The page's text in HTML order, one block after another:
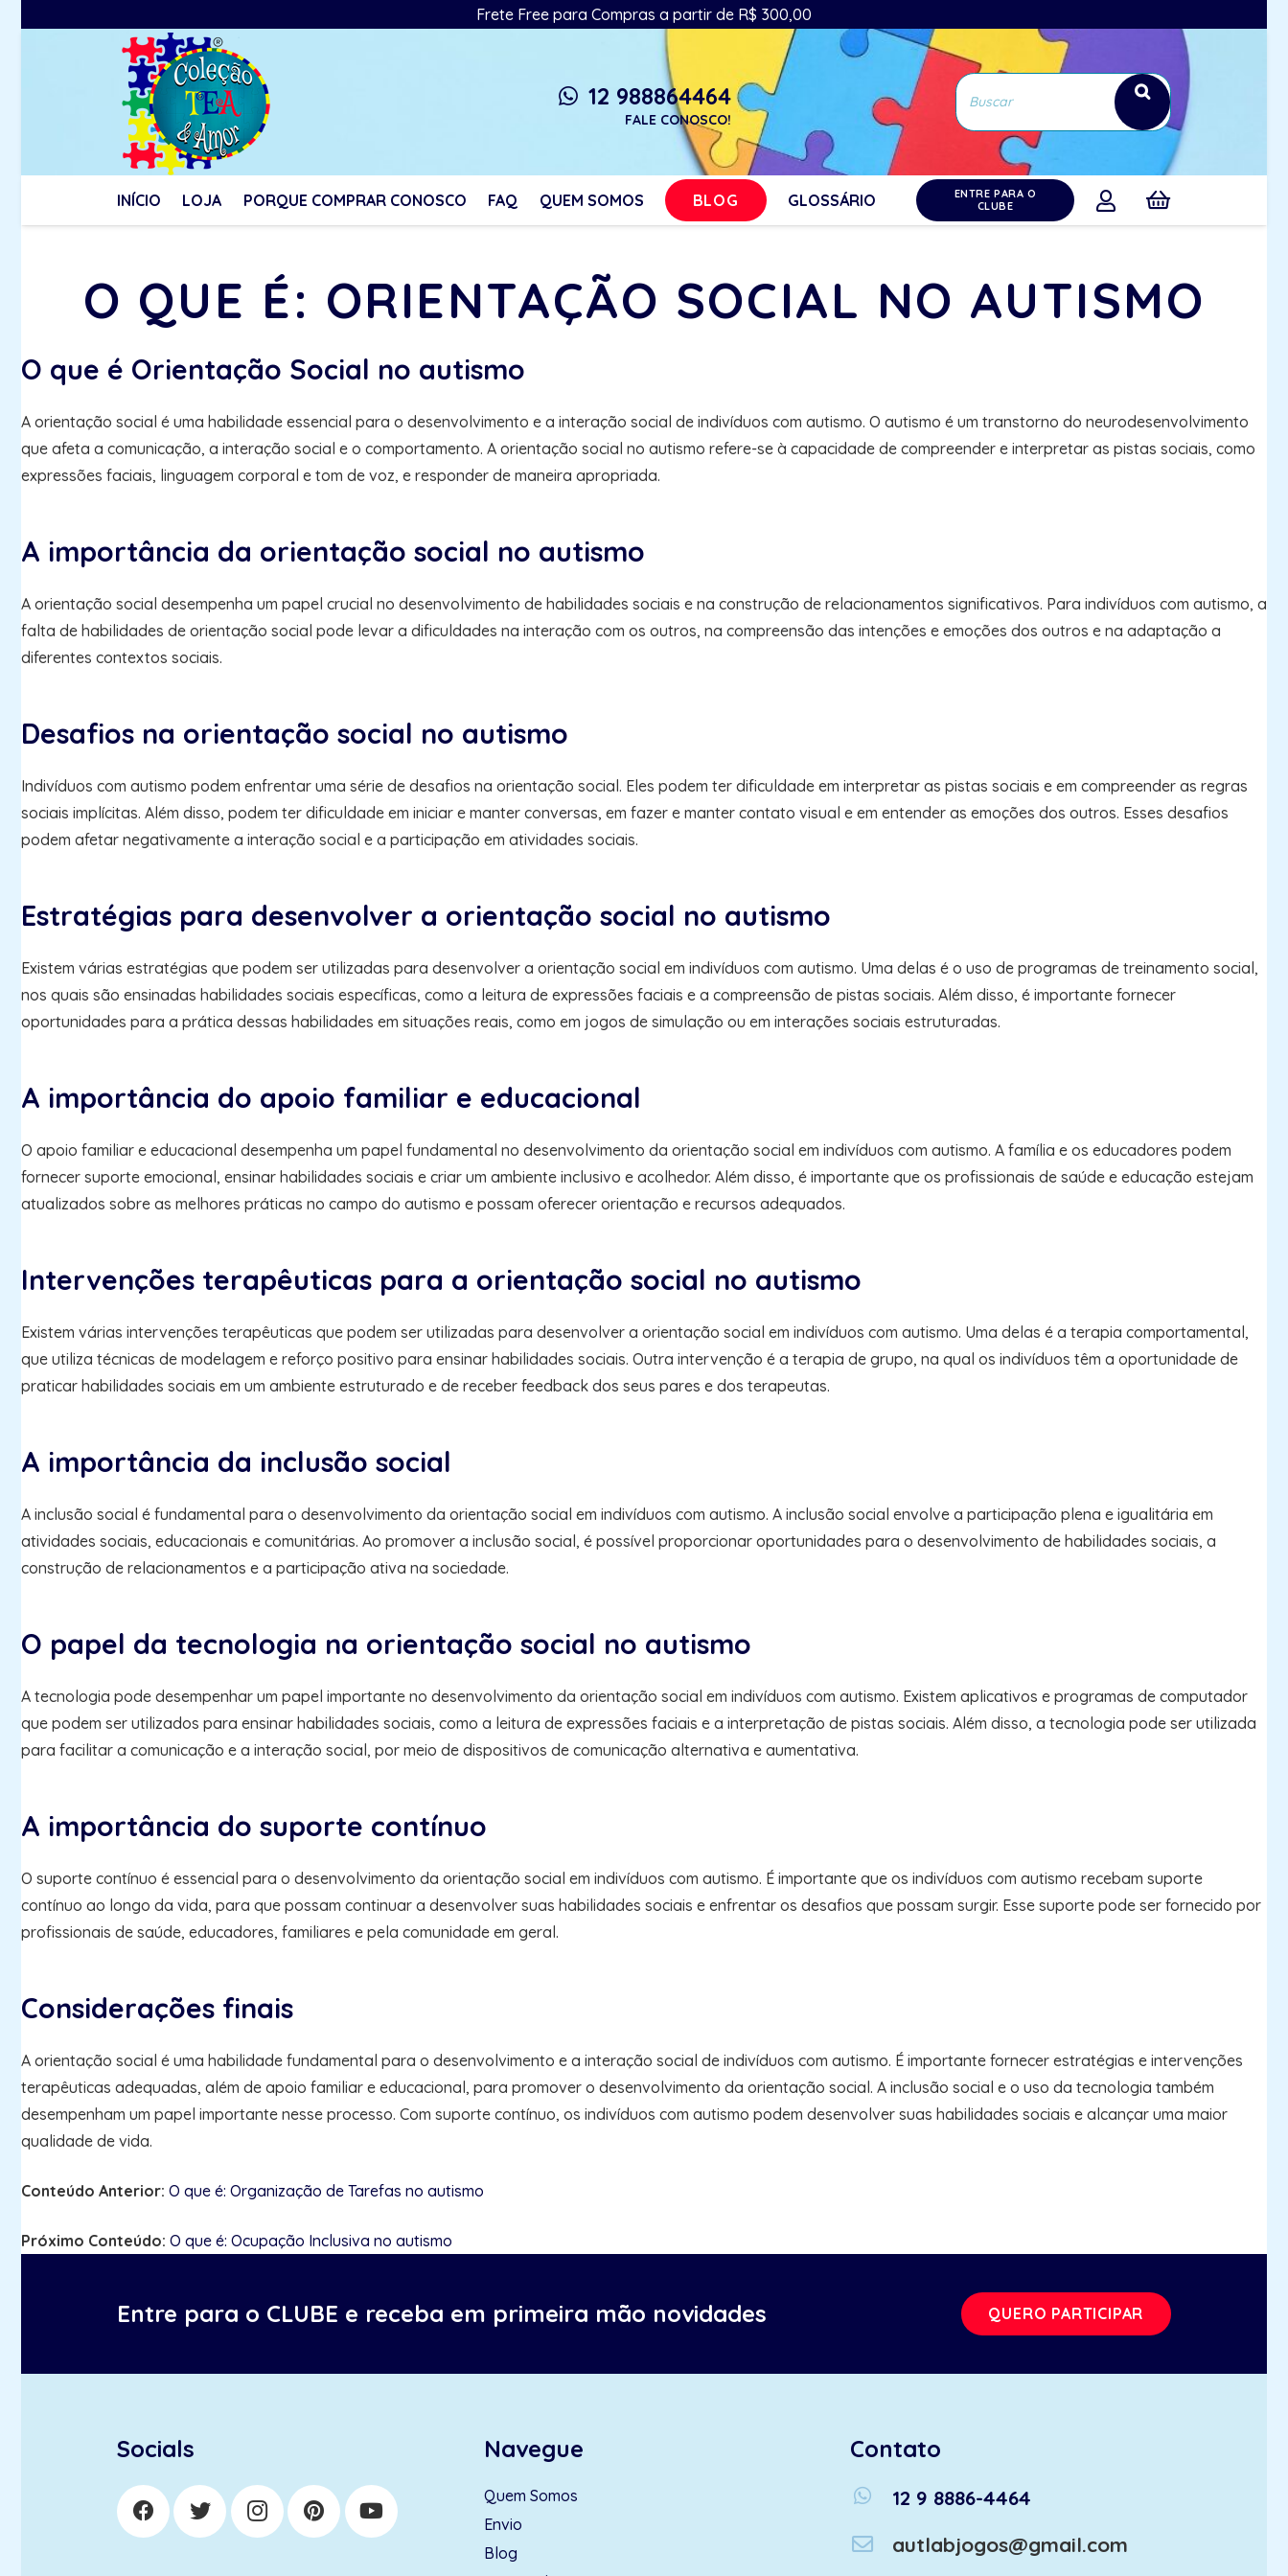
Frete Free para Compras a partir de R$ 300,00
whatsapp 12 988864464
FALE CONOSCO!
INÍCIO LOJA PORQUE COMPRAR CONOSCO FAQ QUEM SOMOS BLOG GLOSSÁRIO
ENTRE PARA O
CLUBE
O QUE É: ORIENTAÇÃO SOCIAL NO AUTISMO
O que é Orientação Social no autismo
A orientação social é uma habilidade essencial para o desenvolvimento e a interação social de indivíduos com autismo. O autismo é um transtorno do neurodesenvolvimento
que afeta a comunicação, a interação social e o comportamento. A orientação social no autismo refere-se à capacidade de compreender e interpretar as pistas sociais, como
expressões faciais, linguagem corporal e tom de voz, e responder de maneira apropriada.
A importância da orientação social no autismo
A orientação social desempenha um papel crucial no desenvolvimento de habilidades sociais e na construção de relacionamentos significativos. Para indivíduos com autismo, a
falta de habilidades de orientação social pode levar a dificuldades na interação com os outros, na compreensão das intenções e emoções dos outros e na adaptação a
diferentes contextos sociais.
Desafios na orientação social no autismo
Indivíduos com autismo podem enfrentar uma série de desafios na orientação social. Eles podem ter dificuldade em interpretar as pistas sociais e em compreender as regras
sociais implícitas. Além disso, podem ter dificuldade em iniciar e manter conversas, em fazer e manter contato visual e em entender as emoções dos outros. Esses desafios
podem afetar negativamente a interação social e a participação em atividades sociais.
Estratégias para desenvolver a orientação social no autismo
Existem várias estratégias que podem ser utilizadas para desenvolver a orientação social em indivíduos com autismo. Uma delas é o uso de programas de treinamento social,
nos quais são ensinadas habilidades sociais específicas, como a leitura de expressões faciais e a compreensão de pistas sociais. Além disso, é importante fornecer
oportunidades para a prática dessas habilidades em situações reais, como em jogos de simulação ou em interações sociais estruturadas.
A importância do apoio familiar e educacional
O apoio familiar e educacional desempenha um papel fundamental no desenvolvimento da orientação social em indivíduos com autismo. A família e os educadores podem
fornecer suporte emocional, ensinar habilidades sociais e criar um ambiente inclusivo e acolhedor. Além disso, é importante que os profissionais de saúde e educação estejam
atualizados sobre as melhores práticas no campo do autismo e possam oferecer orientação e recursos adequados.
Intervenções terapêuticas para a orientação social no autismo
Existem várias intervenções terapêuticas que podem ser utilizadas para desenvolver a orientação social em indivíduos com autismo. Uma delas é a terapia comportamental,
que utiliza técnicas de modelagem e reforço positivo para ensinar habilidades sociais. Outra intervenção é a terapia de grupo, na qual os indivíduos têm a oportunidade de
praticar habilidades sociais em um ambiente estruturado e de receber feedback dos seus pares e dos terapeutas.
A importância da inclusão social
A inclusão social é fundamental para o desenvolvimento da orientação social em indivíduos com autismo. A inclusão social envolve a participação plena e igualitária em
atividades sociais, educacionais e comunitárias. Ao promover a inclusão social, é possível proporcionar oportunidades para o desenvolvimento de habilidades sociais, a
construção de relacionamentos e a participação ativa na sociedade.
O papel da tecnologia na orientação social no autismo
A tecnologia pode desempenhar um papel importante no desenvolvimento da orientação social em indivíduos com autismo. Existem aplicativos e programas de computador
que podem ser utilizados para ensinar habilidades sociais, como a leitura de expressões faciais e a interpretação de pistas sociais. Além disso, a tecnologia pode ser utilizada
para facilitar a comunicação e a interação social, por meio de dispositivos de comunicação alternativa e aumentativa.
A importância do suporte contínuo
O suporte contínuo é essencial para o desenvolvimento da orientação social em indivíduos com autismo. É importante que os indivíduos com autismo recebam suporte
contínuo ao longo da vida, para que possam continuar a desenvolver suas habilidades sociais e enfrentar os desafios que possam surgir. Esse suporte pode ser fornecido por
profissionais de saúde, educadores, familiares e pela comunidade em geral.
Considerações finais
A orientação social é uma habilidade fundamental para o desenvolvimento e a interação social de indivíduos com autismo. É importante fornecer estratégias e intervenções
terapêuticas adequadas, além de apoio familiar e educacional, para promover o desenvolvimento da orientação social. A inclusão social e o uso da tecnologia também
desempenham um papel importante nesse processo. Com suporte contínuo, os indivíduos com autismo podem desenvolver suas habilidades sociais e alcançar uma maior
qualidade de vida.
Conteúdo Anterior: O que é: Organização de Tarefas no autismo
Próximo Conteúdo: O que é: Ocupação Inclusiva no autismo
Entre para o CLUBE e receba em primeira mão novidades QUERO PARTICIPAR
Socials Navegue
Quem Somos
Envio
Blog
Contato
whatsapp
12 9 8886-4464
autlabjogos@gmail.com